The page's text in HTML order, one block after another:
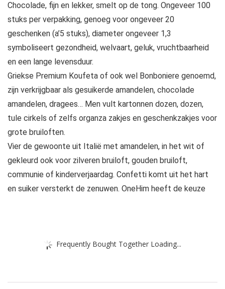
Chocolade, fijn en lekker, smelt op de tong. Ongeveer 100
stuks per verpakking, genoeg voor ongeveer 20
geschenken (a’5 stuks), diameter ongeveer 1,3
symboliseert gezondheid, welvaart, geluk, vruchtbaarheid
en een lange levensduur.
Griekse Premium Koufeta of ook wel Bonboniere genoemd,
zijn verkrijgbaar als gesuikerde amandelen, chocolade
amandelen, dragees… Men vult kartonnen dozen, dozen,
tule cirkels of zelfs organza zakjes en geschenkzakjes voor
grote bruiloften.
Vier de gewoonte uit Italië met amandelen, in het wit of
gekleurd ook voor zilveren bruiloft, gouden bruiloft,
communie of kinderverjaardag. Confetti komt uit het hart
en suiker versterkt de zenuwen. OneHim heeft de keuze
Frequently Bought Together Loading...